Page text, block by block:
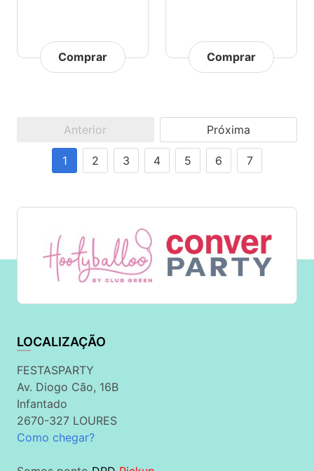
Comprar Comprar
Anterior Próxima
1 2 3 4 5 6 7
LOCALIZAÇÃO
FESTASPARTY
Av. Diogo Cão, 16B
Infantado
2670-327 LOURES
Como chegar?